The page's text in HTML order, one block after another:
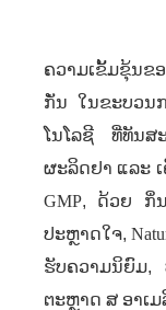
ຄວາມເຂັ້ມຂຸ້ນ
ກັ່ນ ໃນຂະບວນ
ໂນໂລຊີ ທີ່ທັນສ
ຜະລິດຢາ ແລະ
GMP, ດ້ວຍ ກິ່
ປະຫຼາດໃຈ,
ຮັບຄວາມນິຍົມ,
ຕະ​ຫຼາດ ສ ອາເ